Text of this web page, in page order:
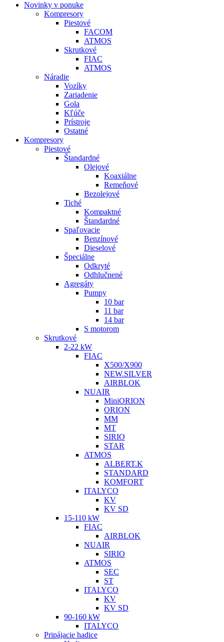
Novinky v ponuke
Kompresory
Piestové
FACOM
ATMOS
Skrutkové
FIAC
ATMOS
Náradie
Vozíky
Zariadenie
Gola
Kľúče
Prístroje
Ostatné
Kompresory
Piestové
Štandardné
Olejové
Koaxiálne
Remeňové
Bezolejové
Tiché
Kompaktné
Štandardné
Spaľovacie
Benzínové
Dieselové
Špeciálne
Odkryté
Odhlučnené
Agregáty
Pumpy
10 bar
11 bar
14 bar
S motorom
Skrutkové
2-22 kW
FIAC
X500/X900
NEW.SILVER
AIRBLOK
NUAIR
MiniORION
ORION
MM
MT
SIRIO
STAR
ATMOS
ALBERT.K
STANDARD
KOMFORT
ITALYCO
KV
KV SD
15-110 kW
FIAC
AIRBLOK
NUAIR
SIRIO
ATMOS
SEC
ST
ITALYCO
KV
KV SD
90-160 kW
ITALYCO
Pripájacie hadice